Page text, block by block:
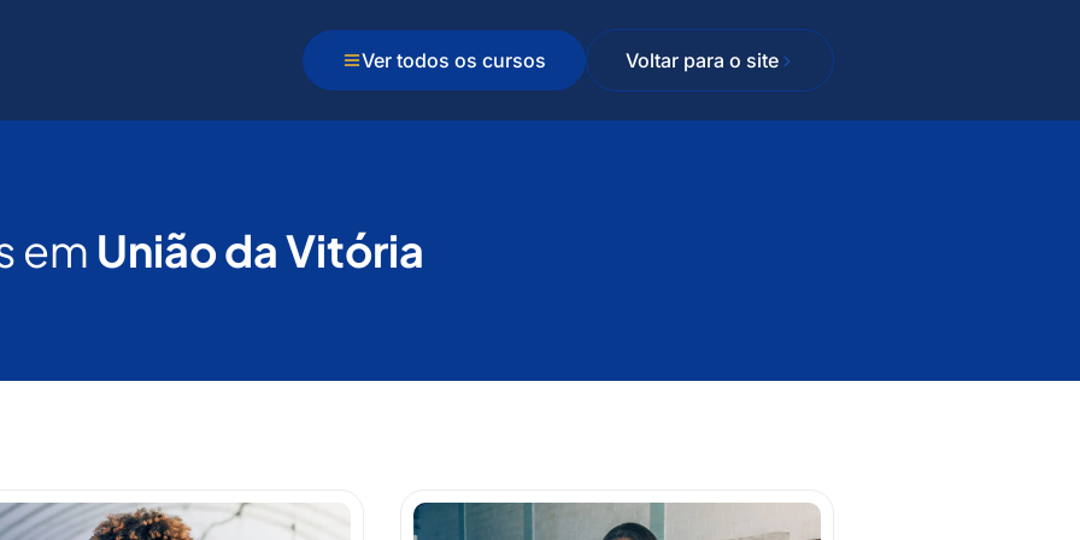
Ver todos os cursos Voltar para o site
em União da Vitória